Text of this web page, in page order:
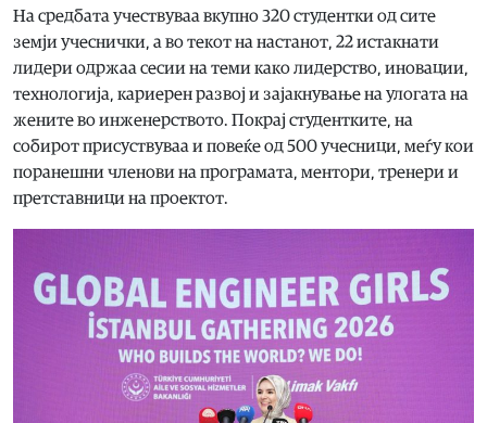
На средбата учествуваа вкупно 320 студентки од сите
земји учеснички, а во текот на настанот, 22 истакнати
лидери одржаа сесии на теми како лидерство, иновации,
технологија, кариерен развој и зајакнување на улогата на
жените во инженерството. Покрај студентките, на
собирот присуствуваа и повеќе од 500 учесници, меѓу кои
поранешни членови на програмата, ментори, тренери и
претставници на проектот.